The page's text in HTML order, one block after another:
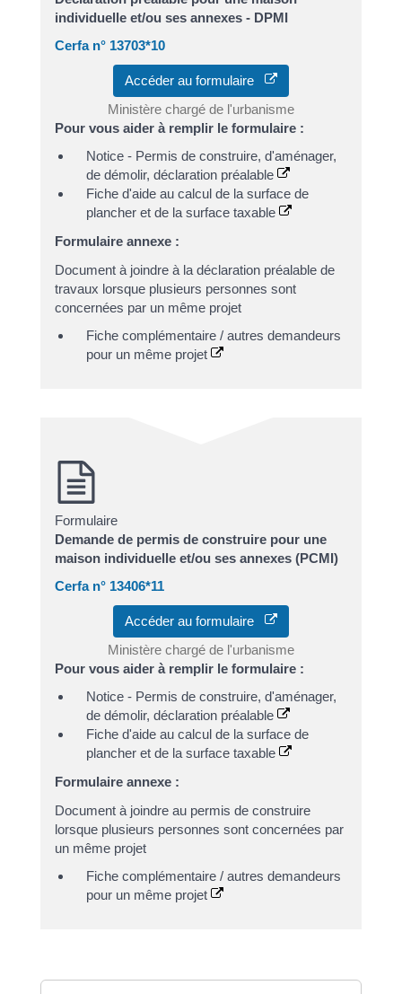
individuelle et/ou ses annexes - DPMI
Cerfa n° 13703*10
Accéder au formulaire
Ministère chargé de l'urbanisme
Pour vous aider à remplir le formulaire :
Notice - Permis de construire, d'aménager,
de démolir, déclaration préalable
Fiche d'aide au calcul de la surface de
plancher et de la surface taxable
Formulaire annexe :
Document à joindre à la déclaration préalable de
travaux lorsque plusieurs personnes sont
concernées par un même projet
Fiche complémentaire / autres demandeurs
pour un même projet
Formulaire
Demande de permis de construire pour une
maison individuelle et/ou ses annexes (PCMI)
Cerfa n° 13406*11
Accéder au formulaire
Ministère chargé de l'urbanisme
Pour vous aider à remplir le formulaire :
Notice - Permis de construire, d'aménager,
de démolir, déclaration préalable
Fiche d'aide au calcul de la surface de
plancher et de la surface taxable
Formulaire annexe :
Document à joindre au permis de construire
lorsque plusieurs personnes sont concernées par
un même projet
Fiche complémentaire / autres demandeurs
pour un même projet